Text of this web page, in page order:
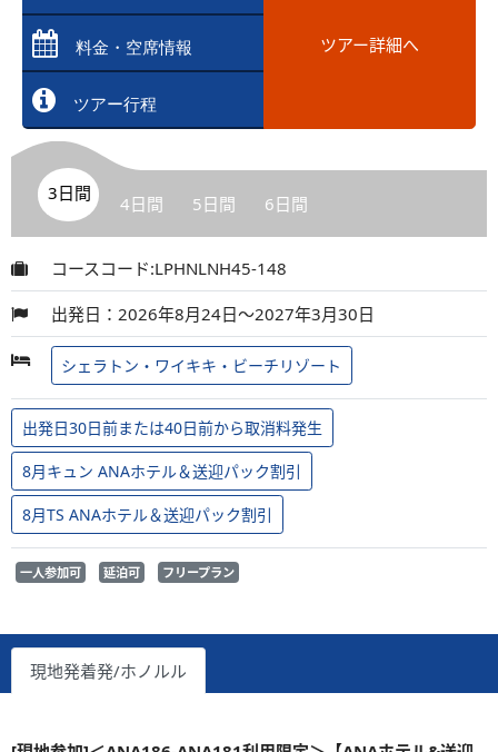
料金・空席情報
ツアー行程
ツアー詳細へ
3日間 4日間 5日間 6日間
コースコード:LPHNLNH45-148
出発日：2026年8月24日～2027年3月30日
シェラトン・ワイキキ・ビーチリゾート
出発日30日前または40日前から取消料発生
8月キュン ANAホテル＆送迎パック割引
8月TS ANAホテル＆送迎パック割引
一人参加可 延泊可 フリープラン
現地発着発/ホノルル